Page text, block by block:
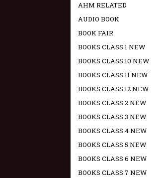
AHM RELATED
AUDIO BOOK
BOOK FAIR
BOOKS CLASS 1 NEW
BOOKS CLASS 10 NEW
BOOKS CLASS 11 NEW
BOOKS CLASS 12 NEW
BOOKS CLASS 2 NEW
BOOKS CLASS 3 NEW
BOOKS CLASS 4 NEW
BOOKS CLASS 5 NEW
BOOKS CLASS 6 NEW
BOOKS CLASS 7 NEW